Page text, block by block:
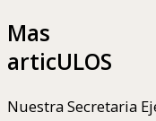
Mas
articULOS
Nuestra Secretaria